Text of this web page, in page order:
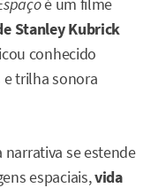
é um filme
Stanley Kubrick
conhecido
trilha sonora
narrativa se estende
espaciais,vida